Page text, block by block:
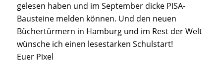
gelesen haben und im September dicke PISA-
Bausteine melden können. Und den neuen
Büchertürmern in Hamburg und im Rest der Welt
wünsche ich einen lesestarken Schulstart!
Euer Pixel